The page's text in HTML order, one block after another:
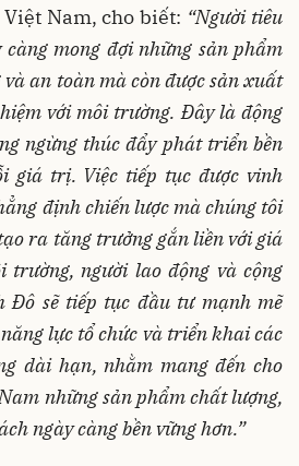
Nam, cho biết: “Người tiêu
mong đợi những sản phẩm
an toàn mà còn được sản xuất
với môi trường. Đây là động
ngừng thúc đẩy phát triển bền
giá trị. Việc tiếp tục được vinh
định chiến lược mà chúng tôi
ra tăng trưởng gắn liền với giá
trường, người lao động và cộng
Đô sẽ tiếp tục đầu tư mạnh mẽ
lực tổ chức và triển khai các
dài hạn, nhằm mang đến cho
những sản phẩm chất lượng,
ngày càng bền vững hơn.”